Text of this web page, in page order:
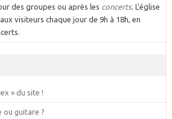
des groupes ou après les concerts. L'église
visiteurs chaque jour de 9h à 18h, en
» du site !
ou guitare ?